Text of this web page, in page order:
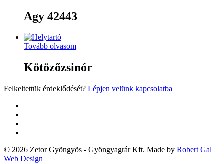
Agy 42443
Tovább olvasom
Kötözőzsinór
Felkeltettük érdeklődését? Lépjen velünk kapcsolatba
© 2026 Zetor Gyöngyös - Gyöngyagrár Kft. Made by Robert Gal
Web Design